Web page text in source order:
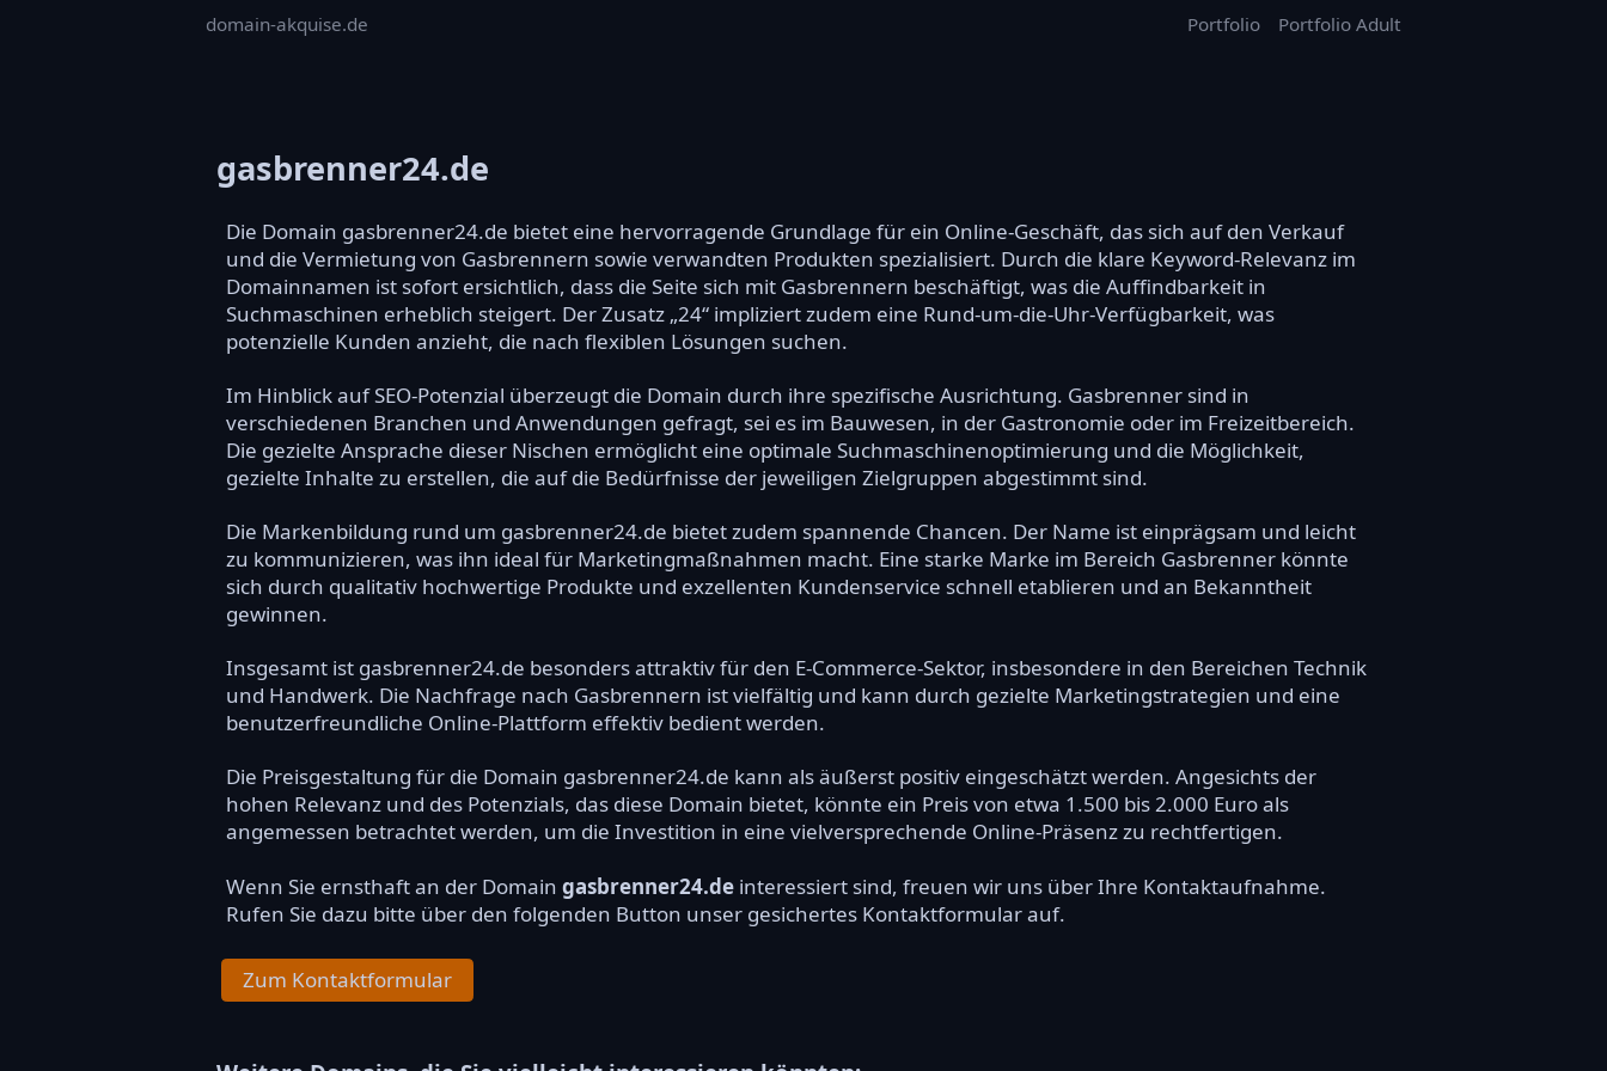
domain-akquise.de Portfolio Portfolio Adult
gasbrenner24.de
Die Domain gasbrenner24.de bietet eine hervorragende Grundlage für ein Online-Geschäft, das sich auf den Verkauf
und die Vermietung von Gasbrennern sowie verwandten Produkten spezialisiert. Durch die klare Keyword-Relevanz im
Domainnamen ist sofort ersichtlich, dass die Seite sich mit Gasbrennern beschäftigt, was die Auffindbarkeit in
Suchmaschinen erheblich steigert. Der Zusatz „24“ impliziert zudem eine Rund-um-die-Uhr-Verfügbarkeit, was
potenzielle Kunden anzieht, die nach flexiblen Lösungen suchen.
Im Hinblick auf SEO-Potenzial überzeugt die Domain durch ihre spezifische Ausrichtung. Gasbrenner sind in
verschiedenen Branchen und Anwendungen gefragt, sei es im Bauwesen, in der Gastronomie oder im Freizeitbereich.
Die gezielte Ansprache dieser Nischen ermöglicht eine optimale Suchmaschinenoptimierung und die Möglichkeit,
gezielte Inhalte zu erstellen, die auf die Bedürfnisse der jeweiligen Zielgruppen abgestimmt sind.
Die Markenbildung rund um gasbrenner24.de bietet zudem spannende Chancen. Der Name ist einprägsam und leicht
zu kommunizieren, was ihn ideal für Marketingmaßnahmen macht. Eine starke Marke im Bereich Gasbrenner könnte
sich durch qualitativ hochwertige Produkte und exzellenten Kundenservice schnell etablieren und an Bekanntheit
gewinnen.
Insgesamt ist gasbrenner24.de besonders attraktiv für den E-Commerce-Sektor, insbesondere in den Bereichen Technik
und Handwerk. Die Nachfrage nach Gasbrennern ist vielfältig und kann durch gezielte Marketingstrategien und eine
benutzerfreundliche Online-Plattform effektiv bedient werden.
Die Preisgestaltung für die Domain gasbrenner24.de kann als äußerst positiv eingeschätzt werden. Angesichts der
hohen Relevanz und des Potenzials, das diese Domain bietet, könnte ein Preis von etwa 1.500 bis 2.000 Euro als
angemessen betrachtet werden, um die Investition in eine vielversprechende Online-Präsenz zu rechtfertigen.
Wenn Sie ernsthaft an der Domain gasbrenner24.de interessiert sind, freuen wir uns über Ihre Kontaktaufnahme.
Rufen Sie dazu bitte über den folgenden Button unser gesichertes Kontaktformular auf.
Zum Kontaktformular